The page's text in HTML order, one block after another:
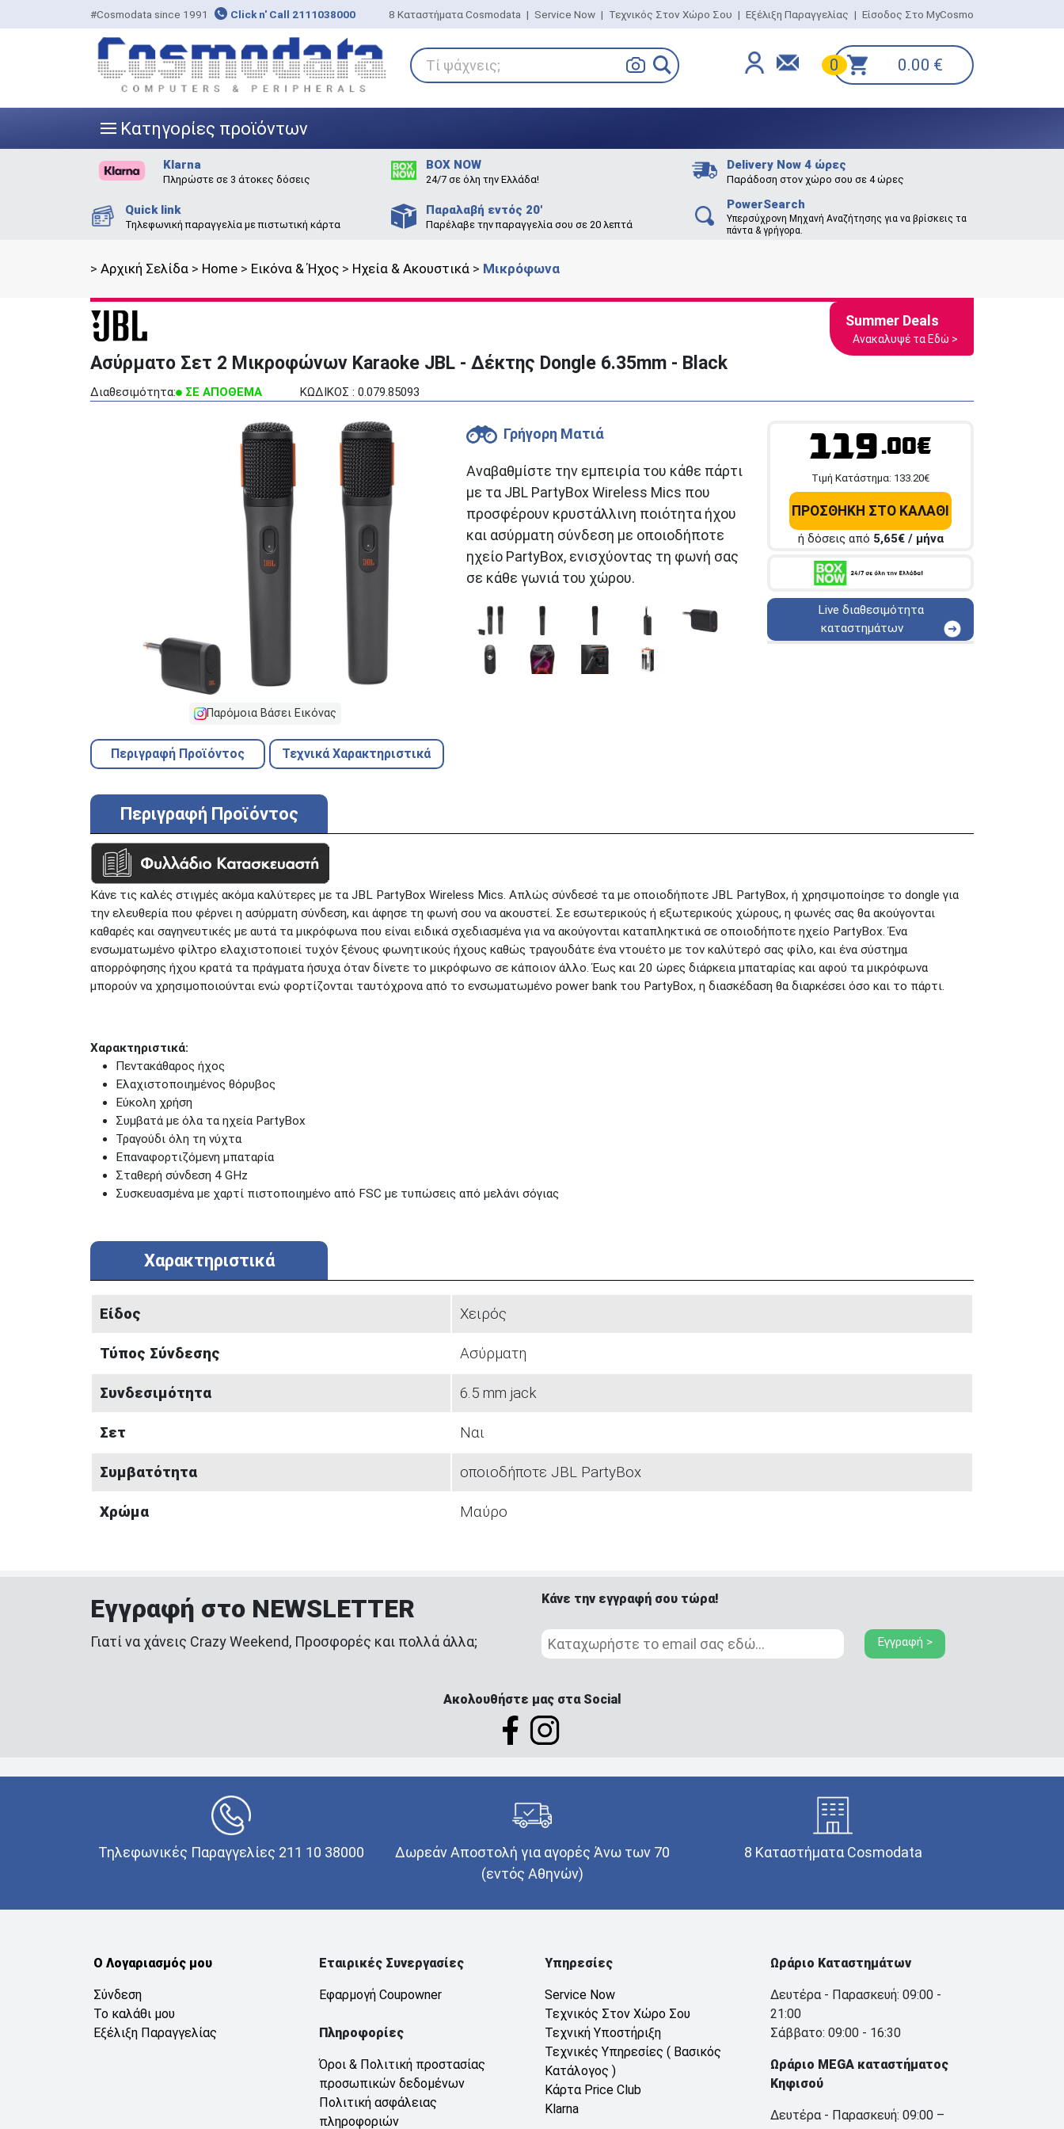
#Cosmodata since 1991 Click n' Call 2111038000 8 Καταστήματα Cosmodata | Service Now | Τεχνικός Στον Χώρο Σου | Εξέλιξη Παραγγελίας | Είσοδος Στο MyCosmo
Τί ψάχνεις; 0 0.00 €
||| Κατηγορίες προϊόντων
Klarna
Πληρώστε σε 3 άτοκες δόσεις
BOX NOW
24/7 σε όλη την Ελλάδα!
Delivery Now 4 ώρες
Παράδοση στον χώρο σου σε 4 ώρες
Quick link
Τηλεφωνική παραγγελία με πιστωτική κάρτα
Παραλαβή εντός 20'
Παρέλαβε την παραγγελία σου σε 20 λεπτά
PowerSearch
Υπερσύχρονη Μηχανή Αναζήτησης για να βρίσκεις τα
πάντα & γρήγορα.
> Αρχική Σελίδα > Home > Εικόνα & Ήχος > Ηχεία & Ακουστικά > Μικρόφωνα
Summer Deals
Ανακαλυψέ τα Εδώ >
Ασύρματο Σετ 2 Μικροφώνων Karaoke JBL - Δέκτης Dongle 6.35mm - Black
Διαθεσιμότητα: ΣΕ ΑΠΟΘΕΜΑ ΚΩΔΙΚΟΣ : 0.079.85093
Παρόμοια Βάσει Εικόνας
Περιγραφή Προϊόντος Τεχνικά Χαρακτηριστικά
Γρήγορη Ματιά
Αναβαθμίστε την εμπειρία του κάθε πάρτι
με τα JBL PartyBox Wireless Mics που
προσφέρουν κρυστάλλινη ποιότητα ήχου
και ασύρματη σύνδεση με οποιοδήποτε
ηχείο PartyBox, ενισχύοντας τη φωνή σας
σε κάθε γωνιά του χώρου.
119.00€
Tιμή Κατάστημα: 133.20€
ΠΡΟΣΘΗΚΗ ΣΤΟ ΚΑΛΑΘΙ
ή δόσεις από 5,65€ / μήνα
Live διαθεσιμότητα
καταστημάτων
Προσοχή!
Η Διαθεσιμότητα
μεταβάλλεται συνεχώς
Διαβάστε εδώ
Περιγραφή Προϊόντος
Κάνε τις καλές στιγμές ακόμα καλύτερες με τα JBL PartyBox Wireless Mics. Απλώς σύνδεσέ τα με οποιοδήποτε JBL PartyBox, ή χρησιμοποίησε το dongle για
την ελευθερία που φέρνει η ασύρματη σύνδεση, και άφησε τη φωνή σου να ακουστεί. Σε εσωτερικούς ή εξωτερικούς χώρους, η φωνές σας θα ακούγονται
καθαρές και σαγηνευτικές με αυτά τα μικρόφωνα που είναι ειδικά σχεδιασμένα για να ακούγονται καταπληκτικά σε οποιοδήποτε ηχείο PartyBox. Ένα
ενσωματωμένο φίλτρο ελαχιστοποιεί τυχόν ξένους φωνητικούς ήχους καθώς τραγουδάτε ένα ντουέτο με τον καλύτερό σας φίλο, και ένα σύστημα
απορρόφησης ήχου κρατά τα πράγματα ήσυχα όταν δίνετε το μικρόφωνο σε κάποιον άλλο. Έως και 20 ώρες διάρκεια μπαταρίας και αφού τα μικρόφωνα
μπορούν να χρησιμοποιούνται ενώ φορτίζονται ταυτόχρονα από το ενσωματωμένο power bank του PartyBox, η διασκέδαση θα διαρκέσει όσο και το πάρτι.
Χαρακτηριστικά:
Πεντακάθαρος ήχος
Ελαχιστοποιημένος θόρυβος
Εύκολη χρήση
Συμβατά με όλα τα ηχεία PartyBox
Τραγούδι όλη τη νύχτα
Επαναφορτιζόμενη μπαταρία
Σταθερή σύνδεση 4 GHz
Συσκευασμένα με χαρτί πιστοποιημένο από FSC με τυπώσεις από μελάνι σόγιας
Χαρακτηριστικά
Είδος Χειρός
Τύπος Σύνδεσης Ασύρματη
Συνδεσιμότητα 6.5 mm jack
Σετ Ναι
Συμβατότητα οποιοδήποτε JBL PartyBox
Χρώμα Μαύρο
Εγγραφή στο NEWSLETTER
Γιατί να χάνεις Crazy Weekend, Προσφορές και πολλά άλλα;
Κάνε την εγγραφή σου τώρα!
Εγγραφή >
Ακολουθήστε μας στα Social
Τηλεφωνικές Παραγγελίες 211 10 38000
Δωρεάν Αποστολή για αγορές Άνω των 70
(εντός Αθηνών)
8 Καταστήματα Cosmodata
Ο Λογαριασμός μου
Σύνδεση
Το καλάθι μου
Εξέλιξη Παραγγελίας
Εταιρικές Συνεργασίες
Εφαρμογή Coupowner
Πληροφορίες
Όροι & Πολιτική προστασίας
προσωπικών δεδομένων
Πολιτική ασφάλειας
πληροφοριών
Υπηρεσίες
Service Now
Τεχνικός Στον Χώρο Σου
Τεχνική Υποστήριξη
Τεχνικές Υπηρεσίες ( Βασικός
Κατάλογος )
Κάρτα Price Club
Klarna
Ωράριο Καταστημάτων
Δευτέρα - Παρασκευή: 09:00 -
21:00
Σάββατο: 09:00 - 16:30
Ωράριο MEGA καταστήματος
Κηφισού
Δευτέρα - Παρασκευή: 09:00 –